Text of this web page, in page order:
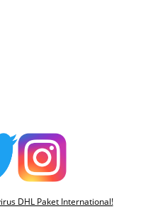
DHL Paket International!